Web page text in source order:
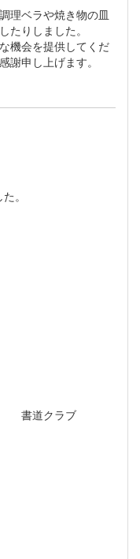
理ベラや焼き物の皿
たりしました。
機会を提供してくだ
謝申し上げます。
。
ラブ